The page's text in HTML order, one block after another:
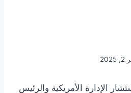
الإدارة الأمريكية والرئيس